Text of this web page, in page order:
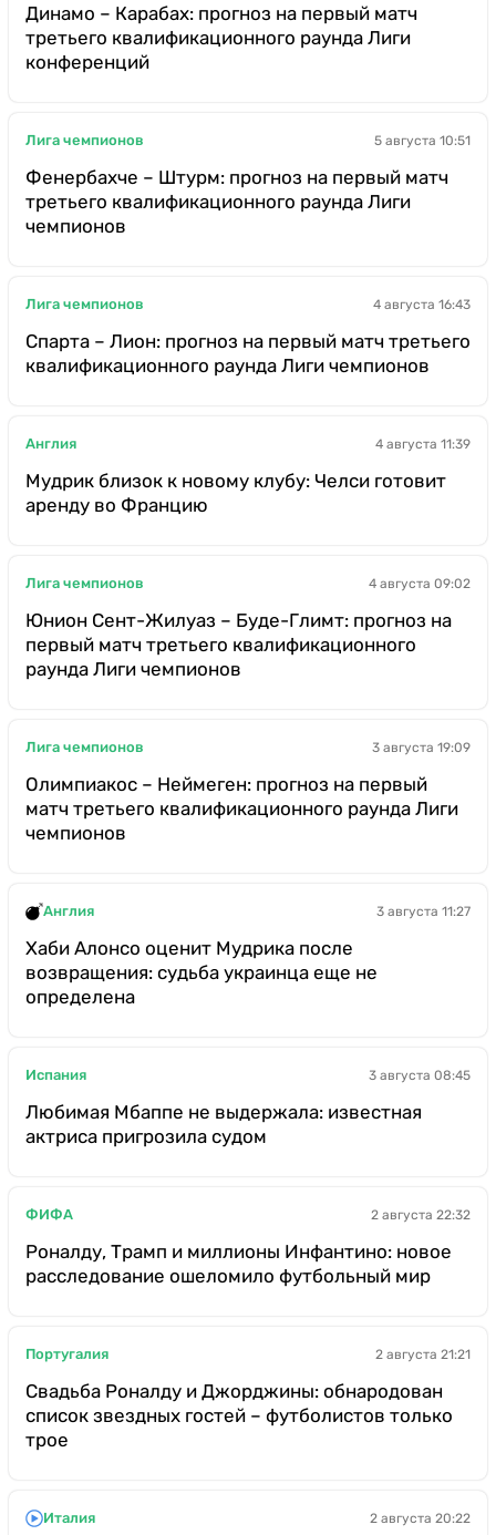
Динамо – Карабах: прогноз на первый матч
третьего квалификационного раунда Лиги
конференций
Лига чемпионов 5 августа 10:51
Фенербахче – Штурм: прогноз на первый матч
третьего квалификационного раунда Лиги
чемпионов
Лига чемпионов 4 августа 16:43
Спарта – Лион: прогноз на первый матч третьего
квалификационного раунда Лиги чемпионов
Англия 4 августа 11:39
Мудрик близок к новому клубу: Челси готовит
аренду во Францию
Лига чемпионов 4 августа 09:02
Юнион Сент-Жилуаз – Буде-Глимт: прогноз на
первый матч третьего квалификационного
раунда Лиги чемпионов
Лига чемпионов 3 августа 19:09
Олимпиакос – Неймеген: прогноз на первый
матч третьего квалификационного раунда Лиги
чемпионов
Англия 3 августа 11:27
Хаби Алонсо оценит Мудрика после
возвращения: судьба украинца еще не
определена
Испания 3 августа 08:45
Любимая Мбаппе не выдержала: известная
актриса пригрозила судом
ФИФА 2 августа 22:32
Роналду, Трамп и миллионы Инфантино: новое
расследование ошеломило футбольный мир
Португалия 2 августа 21:21
Свадьба Роналду и Джорджины: обнародован
список звездных гостей – футболистов только
трое
Италия 2 августа 20:22